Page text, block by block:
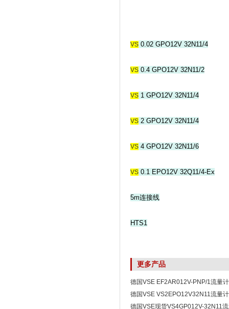
VS 0.02 GPO12V 32N11/4
VS 0.4 GPO12V 32N11/2
VS 1 GPO12V 32N11/4
VS 2 GPO12V 32N11/4
VS 4 GPO12V 32N11/6
VS 0.1 EPO12V 32Q11/4-Ex
5m连接线
HTS1
更多产品
德国VSE EF2AR012V-PNP/1流量计
德国VSE VS2EPO12V32N11流量计
德国VSE现货VS4GP012V-32N11